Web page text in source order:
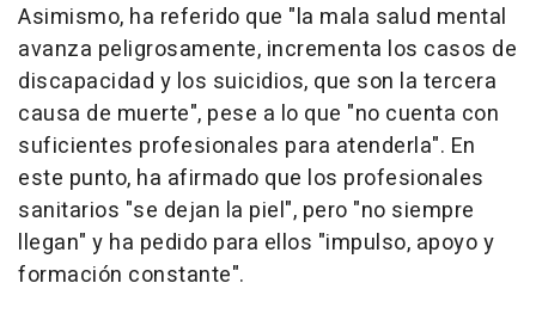
Asimismo, ha referido que "la mala salud mental
avanza peligrosamente, incrementa los casos de
discapacidad y los suicidios, que son la tercera
causa de muerte", pese a lo que "no cuenta con
suficientes profesionales para atenderla". En
este punto, ha afirmado que los profesionales
sanitarios "se dejan la piel", pero "no siempre
llegan" y ha pedido para ellos "impulso, apoyo y
formación constante".